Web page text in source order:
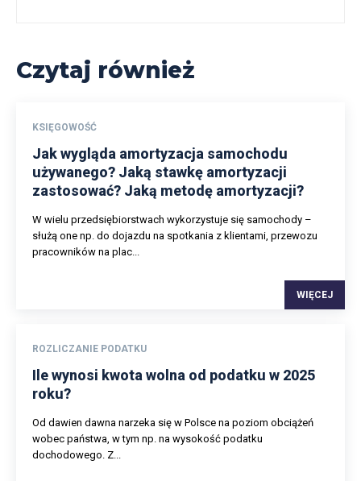
Czytaj również
KSIĘGOWOŚĆ
Jak wygląda amortyzacja samochodu
używanego? Jaką stawkę amortyzacji
zastosować? Jaką metodę amortyzacji?
W wielu przedsiębiorstwach wykorzystuje się samochody –
służą one np. do dojazdu na spotkania z klientami, przewozu
pracowników na plac...
WIĘCEJ
ROZLICZANIE PODATKU
Ile wynosi kwota wolna od podatku w 2025
roku?
Od dawien dawna narzeka się w Polsce na poziom obciążeń
wobec państwa, w tym np. na wysokość podatku
dochodowego. Z...